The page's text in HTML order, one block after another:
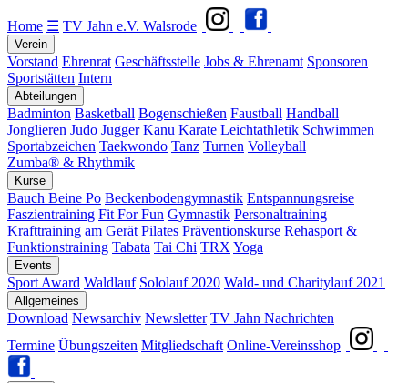
Home ☰ TV Jahn e.V. Walsrode
Verein
Vorstand Ehrenrat Geschäftsstelle Jobs & Ehrenamt Sponsoren
Sportstätten Intern
Abteilungen
Badminton Basketball Bogenschießen Faustball Handball
Jonglieren Judo Jugger Kanu Karate Leichtathletik Schwimmen
Sportabzeichen Taekwondo Tanz Turnen Volleyball
Zumba® & Rhythmik
Kurse
Bauch Beine Po Beckenbodengymnastik Entspannungsreise
Faszientraining Fit For Fun Gymnastik Personaltraining
Krafttraining am Gerät Pilates Präventionskurse Rehasport &
Funktionstraining Tabata Tai Chi TRX Yoga
Events
Sport Award Waldlauf Sololauf 2020 Wald- und Charitylauf 2021
Allgemeines
Download Newsarchiv Newsletter TV Jahn Nachrichten
Termine Übungszeiten Mitgliedschaft Online-Vereinsshop